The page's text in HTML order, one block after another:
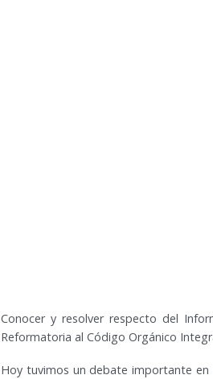
Conocer y resolver respecto del
Reformatoria al Código Orgánico
Hoy tuvimos un debate importante en